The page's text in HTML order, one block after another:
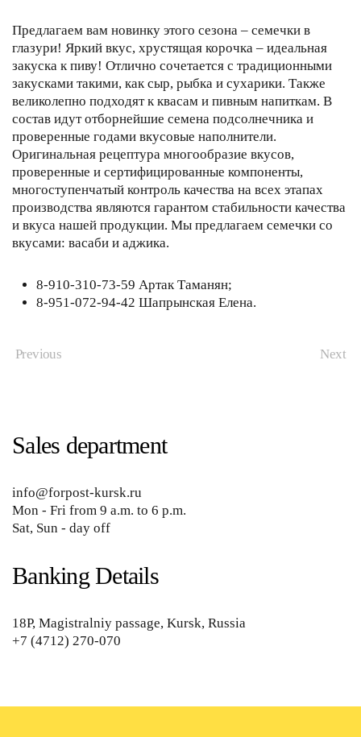
Предлагаем вам новинку этого сезона – семечки в
глазури! Яркий вкус, хрустящая корочка – идеальная
закуска к пиву! Отлично сочетается с традиционными
закусками такими, как сыр, рыбка и сухарики. Также
великолепно подходят к квасам и пивным напиткам. В
состав идут отборнейшие семена подсолнечника и
проверенные годами вкусовые наполнители.
Оригинальная рецептура многообразие вкусов,
проверенные и сертифицированные компоненты,
многоступенчатый контроль качества на всех этапах
производства являются гарантом стабильности качества
и вкуса нашей продукции. Мы предлагаем семечки со
вкусами: васаби и аджика.
8-910-310-73-59 Артак Таманян;
8-951-072-94-42 Шапрынская Елена.
Previous Next
Sales department
info@forpost-kursk.ru
Mon - Fri from 9 a.m. to 6 p.m.
Sat, Sun - day off
Banking Details
18P, Magistralniy passage, Kursk, Russia
+7 (4712) 270-070